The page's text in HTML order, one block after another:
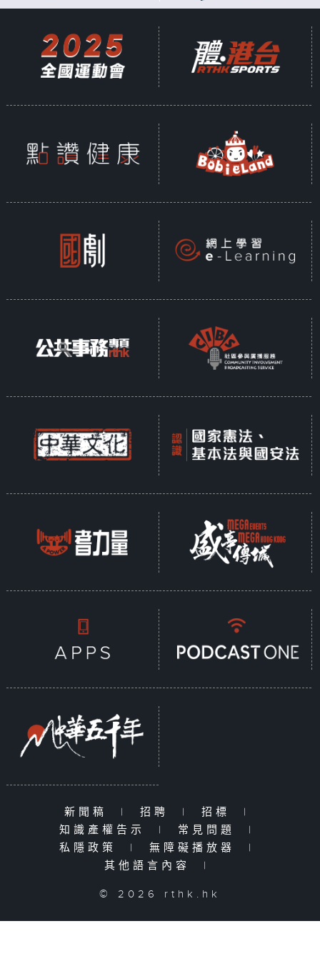
新聞稿 | 招聘 | 招標
|
知識產權告示
| 常見問題
|
私隱政策
| 無障礙播放器
|
其他語言內容
|
© 2026 rthk.hk